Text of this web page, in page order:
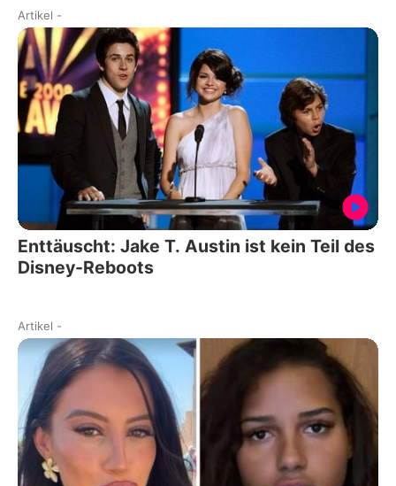
Artikel -
Enttäuscht: Jake T. Austin ist kein Teil des
Disney-Reboots
Artikel -